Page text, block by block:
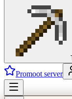
Promoot server